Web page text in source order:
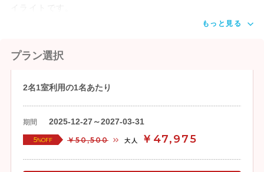
もっと見る
プラン選択
2名1室利用の1名あたり
期間 2025-12-27～2027-03-31
5%OFF ￥50,500 大人 ￥47,975